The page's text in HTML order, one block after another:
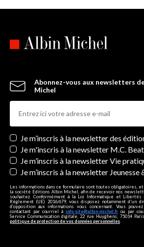
Abonnez-vous aux newsletters
Michel
Newsletters
Je m’inscris à la newsletter des
Je m'inscris à la newsletter M.C.
Je m’inscris à la newsletter Vie
Je m’inscris à la newsletter Jeunesse
Les informations dans ce formulaire sont toutes obligatoires,
la société Editions Albin Michel, afin de recevoir nos
souhaitez. Conformément à la Loi Informatique et Libertés
Règlement (UE) 2016/679, vous disposez notamment d'un
d’opposition aux informations vous concernant. Vous
contactant par courriel à info-site@albin-michel.fr ou par
Service Communication digitale, 22 rue Huyghens, 75014
politique de protection de vos données personnelles.